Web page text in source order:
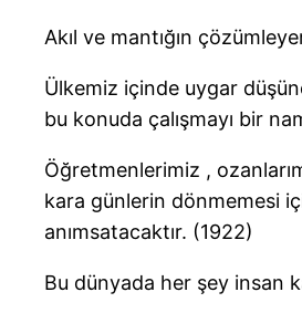
Akıl ve mantığın
Ülkemiz içinde uygar
bu konuda çalışmayı bir
Öğretmenlerimiz ,
kara günlerin dönmemesi
anımsatacaktır. (1922)
Bu dünyada her şey insan